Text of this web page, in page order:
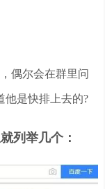
偶尔会在群里问
他是快排上去的?
列举几个：